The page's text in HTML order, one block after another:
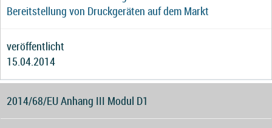
Bereitstellung von Druckgeräten auf dem Markt
veröffentlicht
15.04.2014
2014/68/EU Anhang III Modul D1